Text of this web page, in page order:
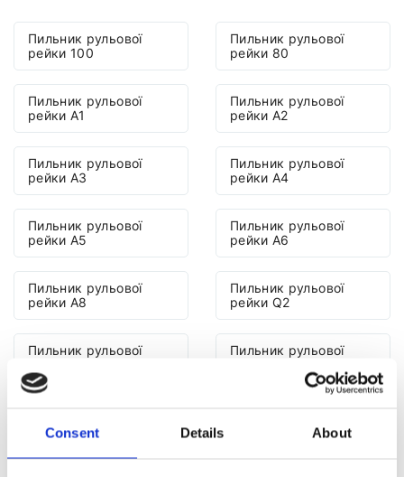
Consent Details About
Пильник рульової
рейки 100
Пильник рульової
рейки 80
Пильник рульової
рейки A1
Пильник рульової
рейки A2
Пильник рульової
рейки A3
Пильник рульової
рейки A4
Пильник рульової
рейки A5
Пильник рульової
рейки A6
Пильник рульової
рейки A8
Пильник рульової
рейки Q2
Пильник рульової
Пильник рульової
рейки Q7